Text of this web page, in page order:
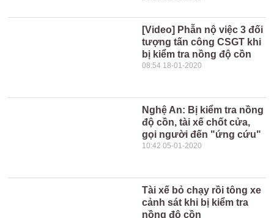
[Video] Phẫn nộ việc 3 đối
tượng tấn công CSGT khi
bị kiểm tra nồng độ cồn
08:54 18-01-2020
Nghệ An: Bị kiểm tra nồng
độ cồn, tài xế chốt cửa,
gọi người đến "ứng cứu"
10:42 05-01-2020
Tài xế bỏ chạy rồi tông xe
cảnh sát khi bị kiểm tra
nồng độ cồn